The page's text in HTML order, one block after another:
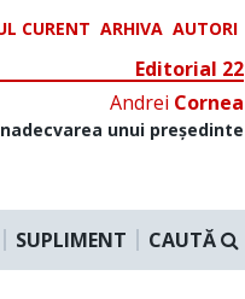
CURENT ARHIVA AUTORI
Editorial 22
Andrei Cornea
unui președinte
SUPLIMENT CAUTĂ